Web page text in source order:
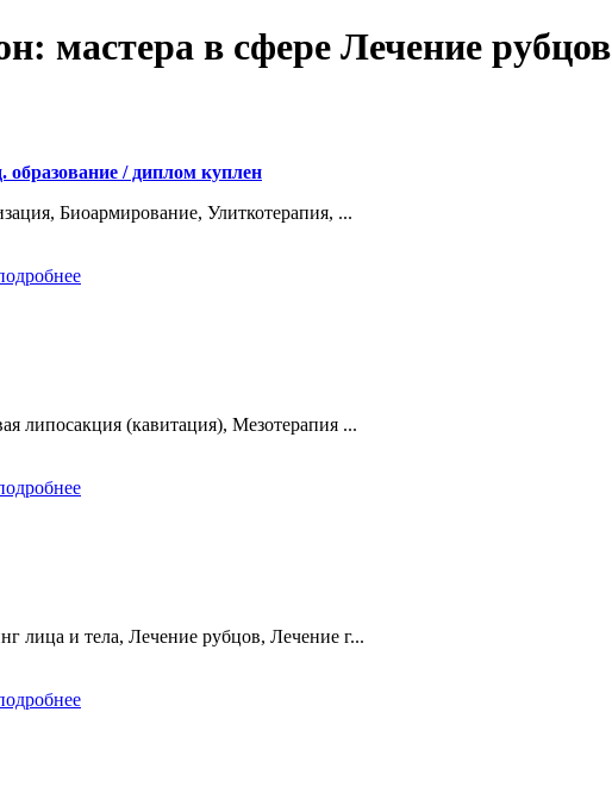
мастера в сфере Лечение рубцов
образование / диплом куплен
Биоармирование, Улиткотерапия, ...
липосакция (кавитация), Мезотерапия ...
лица и тела, Лечение рубцов, Лечение г...